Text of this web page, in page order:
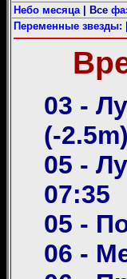
Небо месяца | Все
Переменные звезды:
03 -
(-
05 -
07:35
05 -
06 -